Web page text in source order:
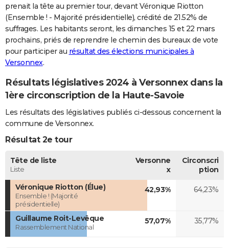
COPAINS D'AVANT
S'inscrire
Se connecter
Lycées
Collèges
Primaires
Universités
Entreprises
Service militaire
Avis de recherche
AVIS DE DÉCÈS
Bricolage
Lifestyle
Culture
Sport
Auto
Television
Voyage
Cinema
prenait la tête au premier tour, devant Véronique Riotton
(Ensemble ! - Majorité présidentielle), crédité de 21.52% de
suffrages. Les habitants seront, les dimanches 15 et 22 mars
prochains, priés de reprendre le chemin des bureaux de vote
pour participer au résultat des élections municipales à
Versonnex.
Résultats législatives 2024 à Versonnex dans la
1ère circonscription de la Haute-Savoie
Les résultats des législatives publiés ci-dessous concernent la
commune de Versonnex.
Résultat 2e tour
Tête de liste
Liste
Versonne
x
Circonscri
ption
Véronique Riotton (Élue)
Ensemble ! (Majorité
présidentielle)
42,93% 64,23%
Guillaume Roit-Levêque
Rassemblement National
57,07% 35,77%